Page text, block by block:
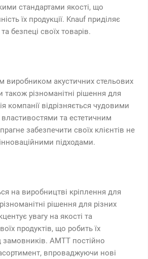
стандартами якості, що
їх продукції. Knauf приділяє
безпеці своїх товарів.
виробником акустичних стельових
різноманітні рішення для
компанії відрізняється чудовими
та естетичним
забезпечити своїх клієнтів не
підходами.
на виробництві кріплення для
рішення для різних
увагу на якості та
продуктів, що робить їх
AMTT постійно
впроваджуючи нові